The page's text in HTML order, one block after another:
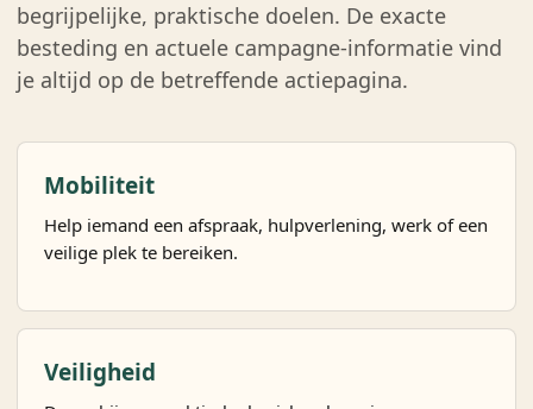
begrijpelijke, praktische doelen. De exacte
besteding en actuele campagne-informatie vind
je altijd op de betreffende actiepagina.
Mobiliteit
Help iemand een afspraak, hulpverlening, werk of een
veilige plek te bereiken.
Veiligheid